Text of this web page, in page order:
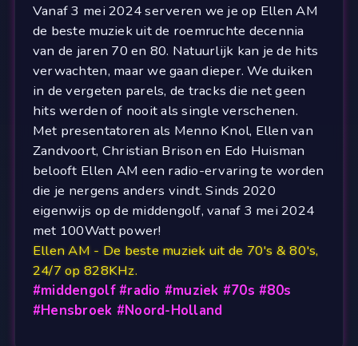
Vanaf 3 mei 2024 serveren we je op Ellen AM
de beste muziek uit de roemruchte decennia
van de jaren 70 en 80. Natuurlijk kan je de hits
verwachten, maar we gaan dieper. We duiken
in de vergeten parels, de tracks die net geen
hits werden of nooit als single verschenen.
Met presentatoren als Menno Knol, Ellen van
Zandvoort, Christian Brison en Edo Huisman
belooft Ellen AM een radio-ervaring te worden
die je nergens anders vindt. Sinds 2020
eigenwijs op de middengolf, vanaf 3 mei 2024
met 100Watt power!
Ellen AM - De beste muziek uit de 70's & 80's,
24/7 op 828KHz.
#middengolf #radio #muziek #70s #80s
#Hensbroek #Noord-Holland